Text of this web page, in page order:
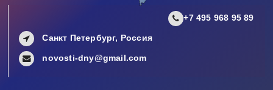
+7 495 968 95 89
Санкт Петербург, Россия
novosti-dny@gmail.com